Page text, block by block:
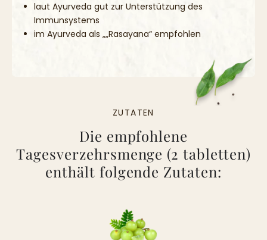
laut Ayurveda gut zur Unterstützung des
Immunsystems
im Ayurveda als „„Rasayana“ empfohlen
ZUTATEN
Die empfohlene
Tagesverzehrsmenge (2 tabletten)
enthält folgende Zutaten: